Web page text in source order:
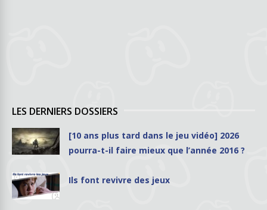
LES DERNIERS DOSSIERS
[10 ans plus tard dans le jeu vidéo] 2026
pourra-t-il faire mieux que l’année 2016 ?
Ils font revivre des jeux